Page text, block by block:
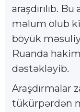
araşdırılıb.
məlum olub
böyük
Ruanda
dəstəkləyib.
Araşdırmalar
tükürpərdən